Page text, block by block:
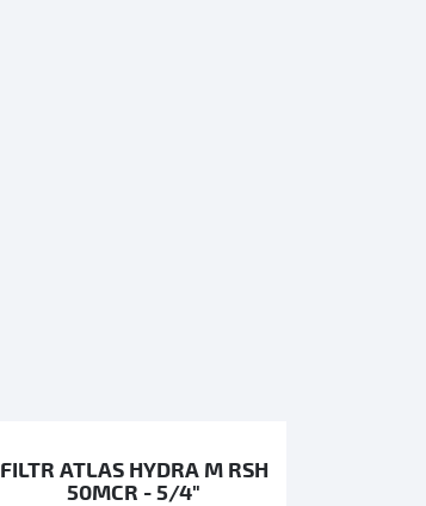
FILTR ATLAS HYDRA M RSH
50MCR - 5/4"